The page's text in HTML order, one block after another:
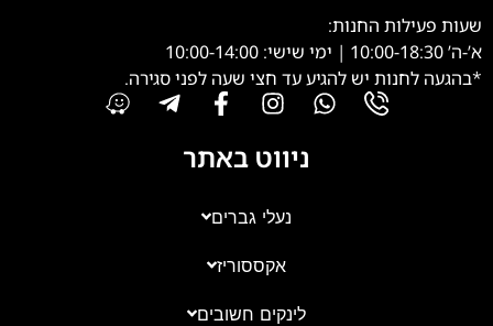
שעות פעילות החנות:
א’-ה’ 10:00-18:30 | ימי שישי: 10:00-14:00
*בהגעה לחנות יש להגיע עד חצי שעה לפני סגירה.
ניווט באתר
נעלי גברים
אקססוריז
לינקים חשובים